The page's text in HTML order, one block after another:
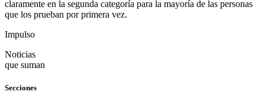
claramente en la segunda categoría para la mayoría de las personas
que los prueban por primera vez.
Impulso
Noticias
que suman
Secciones